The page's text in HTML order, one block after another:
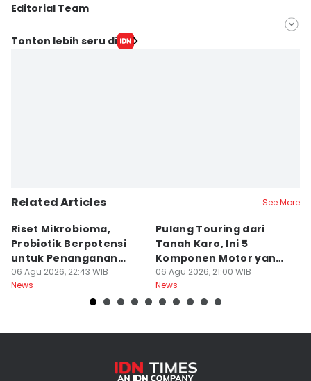
Editorial Team
Editor
Tonton lebih seru di
Related Articles See More
Riset Mikrobioma,
Probiotik Berpotensi
untuk Penanganan
Jerawat
06 Agu 2026, 22:43 WIB
News
Pulang Touring dari
Tanah Karo, Ini 5
Komponen Motor yang
Wajib Dicek
06 Agu 2026, 21:00 WIB
News